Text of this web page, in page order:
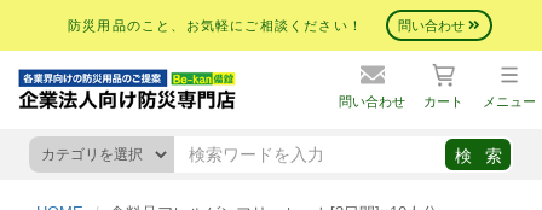
防災用品のこと、お気軽にご相談ください！ 問い合わせ
問い合わせ カート メニュー